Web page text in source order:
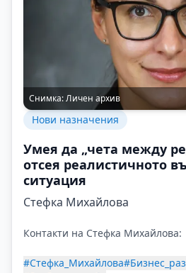
Снимка:Личен архив
Нови назначения
Умея да „чета между
отсея реалистичното
ситуация
Стефка Михайлова
Контакти на Стефка Михайлова:
#Стефка_Михайлова